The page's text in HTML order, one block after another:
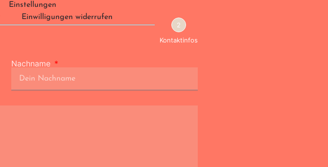
Einstellungen
Einwilligungen widerrufen
2
Kontaktinfos
Nachname